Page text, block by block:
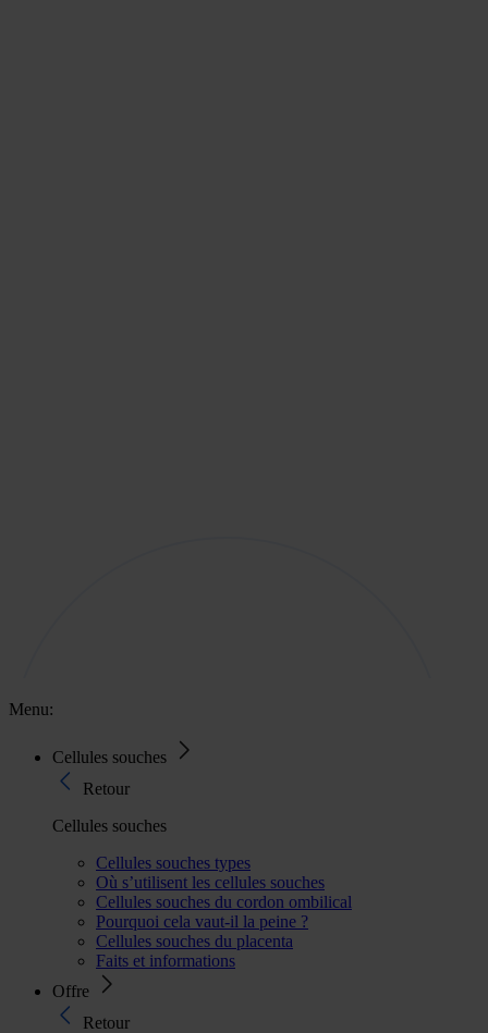
Menu:
Cellules souches
Retour
Cellules souches
Cellules souches types
Où s’utilisent les cellules souches
Cellules souches du cordon ombilical
Pourquoi cela vaut-il la peine ?
Cellules souches du placenta
Faits et informations
Offre
Retour